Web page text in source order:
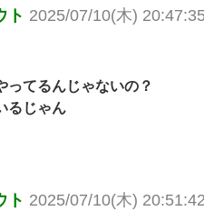
ト 2025/07/10(木)
ってるんじゃないの？
るじゃん
ト 2025/07/10(木)